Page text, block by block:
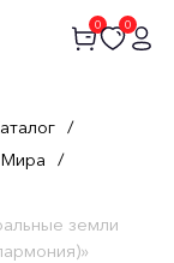
0 0
/
/
земли